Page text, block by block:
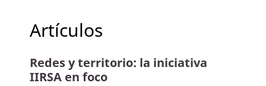
Artículos
Redes y territorio: la iniciativa
IIRSA en foco